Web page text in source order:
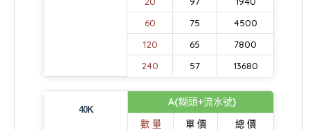
60
75
4500
120
65
7800
240
57 13680
40K
A(糊頭+流水號)
數 量 單 價
總 價